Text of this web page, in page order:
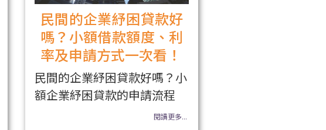
民間的企業紓困貸款好
嗎？小額借款額度、利
率及申請方式一次看！
民間的企業紓困貸款好嗎？小
額企業紓困貸款的申請流程
閱讀更多...